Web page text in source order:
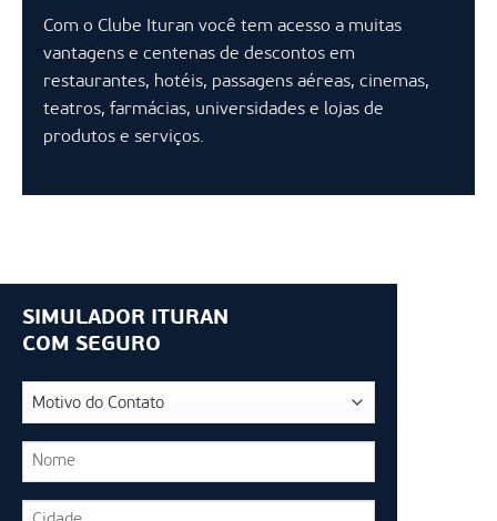
Com o Clube Ituran você tem acesso a muitas
vantagens e centenas de descontos em
restaurantes, hotéis, passagens aéreas, cinemas,
teatros, farmácias, universidades e lojas de
produtos e serviços.
SIMULADOR ITURAN
COM SEGURO